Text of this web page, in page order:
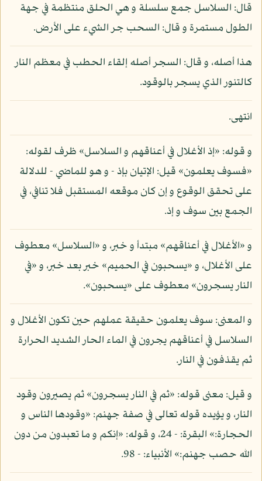
قال: السلاسل جمع سلسلة و هي الحلق منتظمة في جهة
الطول مستمرة و قال: السحب جر الشيء على الأرض.
هذا أصله، و قال: السجر أصله إلقاء الحطب في معظم النار
كالتنور الذي يسجر بالوقود.
انتهى.
و قوله: «إذ الأغلال في أعناقهم و السلاسل» ظرف لقوله:
«فسوف يعلمون» قيل: الإتيان بإذ - و هو للماضي - للدلالة
على تحقق الوقوع و إن كان موقعه المستقبل فلا تنافي، في
الجمع بين سوف و إذ.
و «الأغلال في أعناقهم» مبتدأ و خبر، و «السلاسل» معطوف
على الأغلال، و «يسحبون في الحميم» خبر بعد خبر، و «في
النار يسجرون» معطوف على «يسحبون».
و المعنى: سوف يعلمون حقيقة عملهم حين تكون الأغلال و
السلاسل في أعناقهم يجرون في الماء الحار الشديد الحرارة
ثم يقذفون في النار.
و قيل: معنى قوله: «ثم في النار يسجرون» ثم يصيرون وقود
النار، و يؤيده قوله تعالى في صفة جهنم: «وقودها الناس و
الحجارة:» البقرة: - 24، و قوله: «إنكم و ما تعبدون من دون
الله حصب جهنم:» الأنبياء: - 98.